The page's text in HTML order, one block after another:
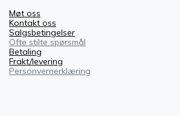
Møt oss
Kontakt oss
Salgsbetingelser
Ofte stilte spørsmål
Betaling
Frakt/levering
Personvernerklæring